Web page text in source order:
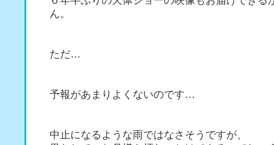
ん。
ただ…
予報があまりよくないのです…
中止になるような雨ではなさそうですが、